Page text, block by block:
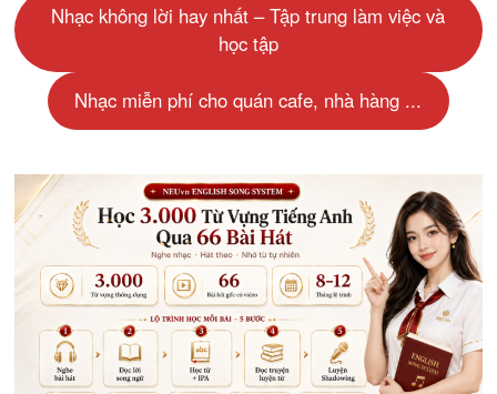
Nhạc không lời hay nhất – Tập trung làm việc và
học tập
Nhạc miễn phí cho quán cafe, nhà hàng ...